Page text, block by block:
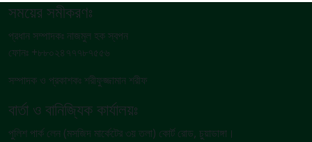
সময়ের সমীকরণঃ
প্রধান সম্পাদকঃ নাজমুল হক স্বপন
ফোনঃ +৮৮০২৪৭৭৭৮৭৫৫৬
সম্পাদক ও প্রকাশকঃ শরীফুজ্জামান শরীফ
বার্তা ও বানিজ্যিক কার্যালয়ঃ
পুলিশ পার্ক লেন (মসজিদ মার্কেটের ৩য় তলা) কোর্ট রোড, চুয়াডাঙ্গা।